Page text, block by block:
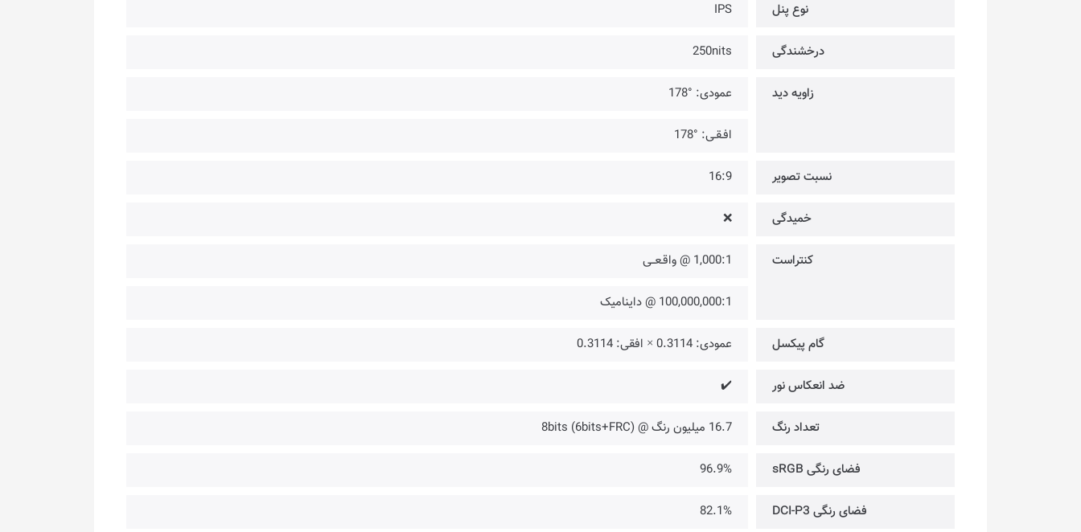
نوع پنل IPS
درخشندگی 250nits
زاویه دید عمودی: °178
افـقـی: °178
نسبت تصویر 16:9
خمیدگی ❌
کنتراست 1,000:1 @ واقـعــی
100,000,000:1 @ داینامیک
گام پیکسل عمودی: 0.3114 × افقی: 0.3114
ضد انعکاس نور ✔️
تعداد رنگ 16.7 میلیون رنگ @ 8bits (6bits+FRC)
فضای رنگی sRGB 96.9%
فضای رنگی DCI-P3 82.1%